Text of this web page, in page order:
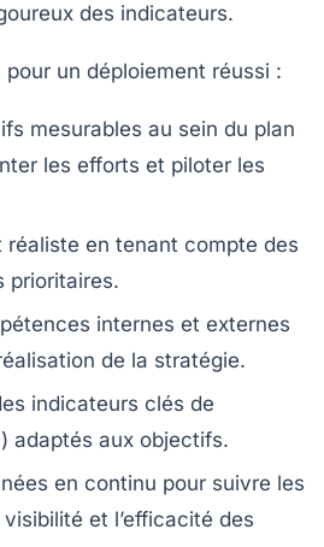
des indicateurs.
un déploiement réussi :
mesurables au sein du plan
les efforts et piloter les
réaliste en tenant compte des
prioritaires.
internes et externes
de la stratégie.
indicateurs clés de
adaptés aux objectifs.
en continu pour suivre les
et l’efficacité des